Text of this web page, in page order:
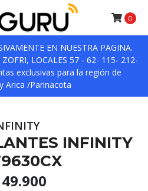
EN NUESTRA PAGINA.
LOCALES 57 - 62- 115- 212-
exclusivas para la región de
Arica /Parinacota
0
INFINITY